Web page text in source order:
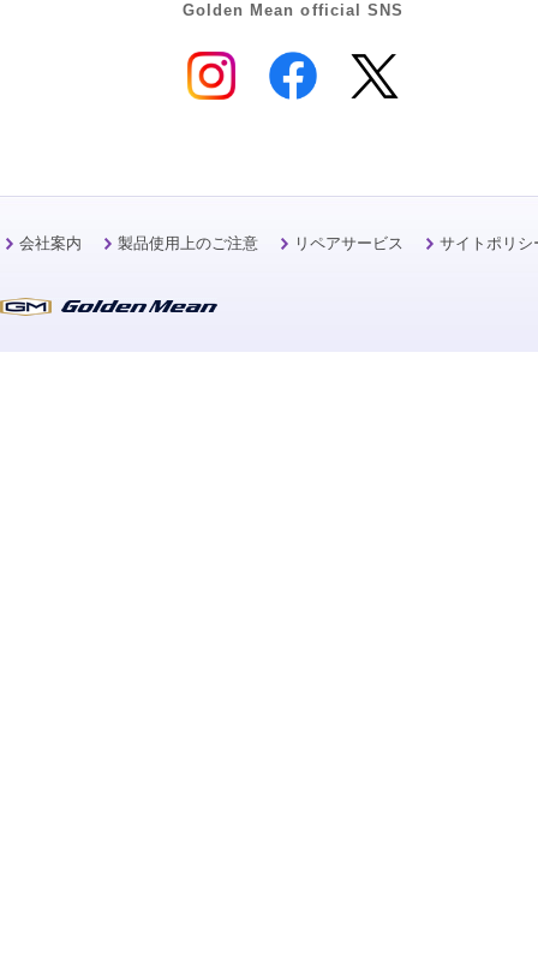
Golden Mean official SNS
会社案内 製品使用上のご注意 リペアサービス サイトポリシ